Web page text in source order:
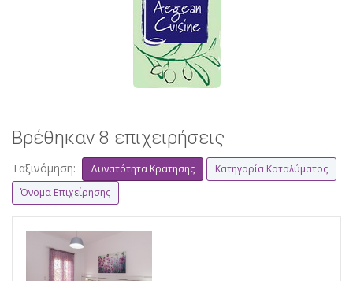
Βρέθηκαν 8 επιχειρήσεις
Ταξινόμηση: Δυνατότητα Κρατησης
Κατηγορία Καταλύματος
Όνομα Επιχείρησης